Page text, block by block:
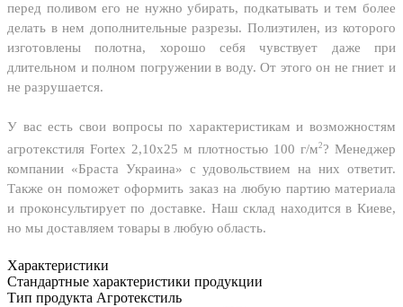
перед поливом его не нужно убирать, подкатывать и тем более
делать в нем дополнительные разрезы. Полиэтилен, из которого
изготовлены полотна, хорошо себя чувствует даже при
длительном и полном погружении в воду. От этого он не гниет и
не разрушается.
У вас есть свои вопросы по характеристикам и возможностям
агротекстиля Fortex 2,10х25 м плотностью 100 г/м2? Менеджер
компании «Браста Украина» с удовольствием на них ответит.
Также он поможет оформить заказ на любую партию материала
и проконсультирует по доставке. Наш склад находится в Киеве,
но мы доставляем товары в любую область.
Характеристики
Стандартные характеристики продукции
Тип продукта Агротекстиль